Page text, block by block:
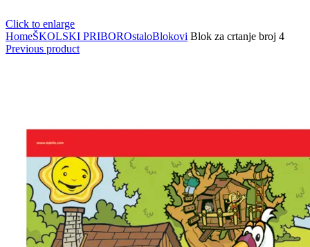
Click to enlarge
HomeŠKOLSKI PRIBOROstaloBlokovi Blok za crtanje broj 4
Previous product